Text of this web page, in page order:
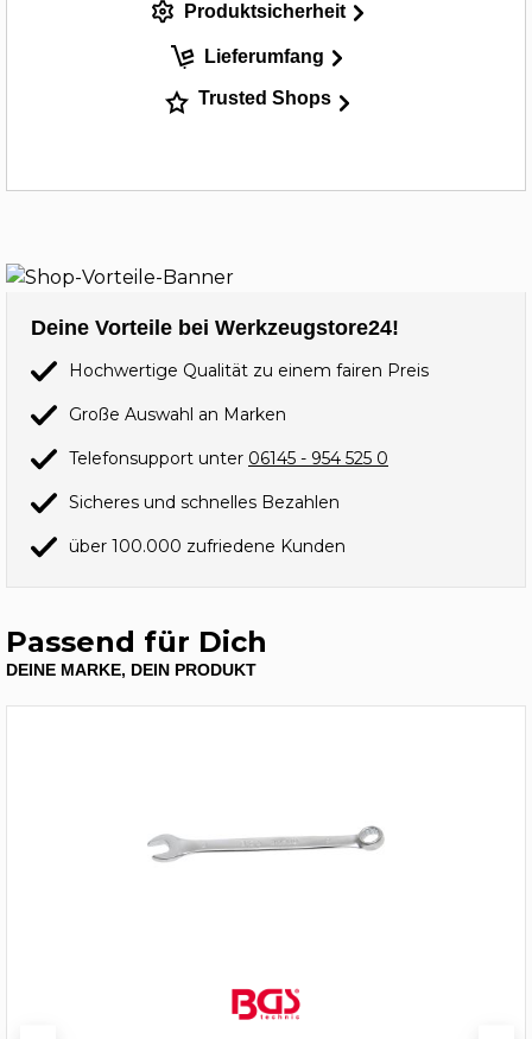
Produktsicherheit
Lieferumfang
Trusted Shops
Deine Vorteile bei Werkzeugstore24!
Hochwertige Qualität zu einem fairen Preis
Große Auswahl an Marken
Telefonsupport unter 06145 - 954 525 0
Sicheres und schnelles Bezahlen
über 100.000 zufriedene Kunden
Passend für Dich
DEINE MARKE, DEIN PRODUKT